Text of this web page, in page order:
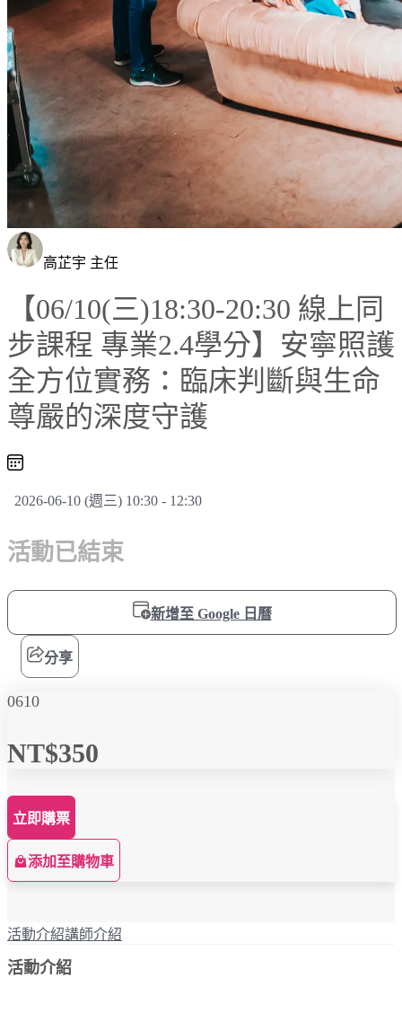
高芷宇 主任
【06/10(三)18:30-20:30 線上同
步課程 專業2.4學分】安寧照護
全方位實務：臨床判斷與生命
尊嚴的深度守護
2026-06-10 (週三) 10:30 - 12:30
活動已結束
新增至 Google 日曆
分享
0610
NT$350
立即購票
添加至購物車
活動介紹講師介紹
活動介紹